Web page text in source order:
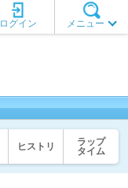
メニュー
ログイン
ヒストリ
ラップ
タイム